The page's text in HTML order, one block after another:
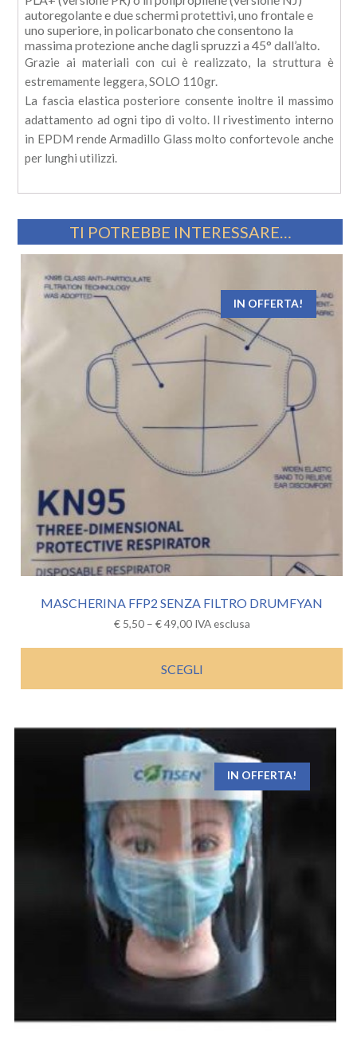
autoregolante e due schermi protettivi, uno frontale e
uno superiore, in policarbonato che consentono la
massima protezione anche dagli spruzzi a 45° dall’alto.
Grazie ai materiali con cui è realizzato, la struttura è
estremamente leggera, SOLO 110gr.
La fascia elastica posteriore consente inoltre il massimo
adattamento ad ogni tipo di volto. Il rivestimento interno
in EPDM rende Armadillo Glass molto confortevole anche
per lunghi utilizzi.
TI POTREBBE INTERESSARE…
IN OFFERTA!
MASCHERINA FFP2 SENZA FILTRO DRUMFYAN
€5,50– €49,00 IVA esclusa
SCEGLI
IN OFFERTA!